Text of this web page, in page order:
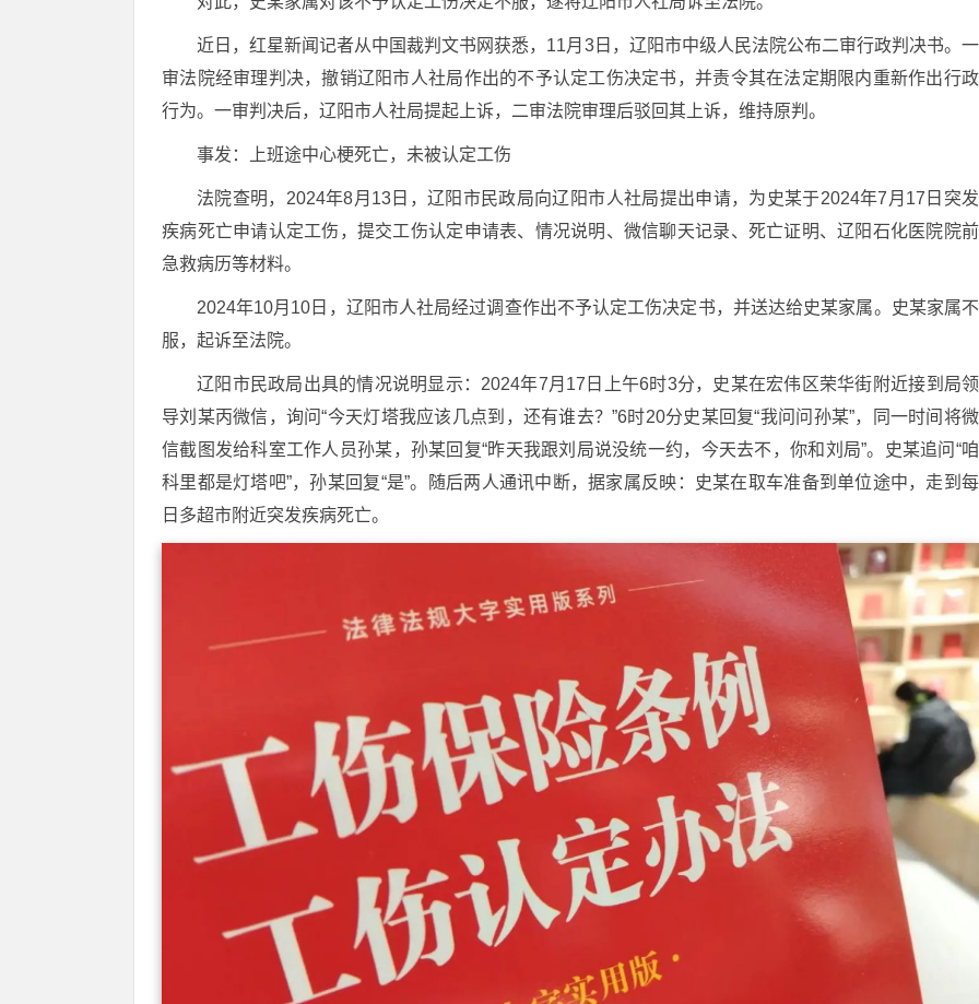
近日，红星新闻记者从中国裁判文书网获悉，11月3日，辽阳市中级人民法院公布二审行政判决书。一
审法院经审理判决，撤销辽阳市人社局作出的不予认定工伤决定书，并责令其在法定期限内重新作出行政
行为。一审判决后，辽阳市人社局提起上诉，二审法院审理后驳回其上诉，维持原判。
事发：上班途中心梗死亡，未被认定工伤
法院查明，2024年8月13日，辽阳市民政局向辽阳市人社局提出申请，为史某于2024年7月17日突发
疾病死亡申请认定工伤，提交工伤认定申请表、情况说明、微信聊天记录、死亡证明、辽阳石化医院院前
急救病历等材料。
2024年10月10日，辽阳市人社局经过调查作出不予认定工伤决定书，并送达给史某家属。史某家属不
服，起诉至法院。
辽阳市民政局出具的情况说明显示：2024年7月17日上午6时3分，史某在宏伟区荣华街附近接到局领
导刘某丙微信，询问“今天灯塔我应该几点到，还有谁去？”6时20分史某回复“我问问孙某”，同一时间将微
信截图发给科室工作人员孙某，孙某回复“昨天我跟刘局说没统一约，今天去不，你和刘局”。史某追问“咱
科里都是灯塔吧”，孙某回复“是”。随后两人通讯中断，据家属反映：史某在取车准备到单位途中，走到每
日多超市附近突发疾病死亡。